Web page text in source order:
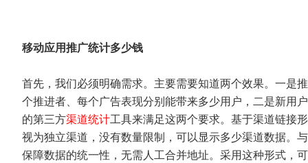
移动应用推广统计多少钱
首先，我们必须明确需求。主要需要知道两个效果。一是
个推进者、每个广告表现分别能带来多少用户，二是新用
的第三方渠道统计工具来满足这两个要求。基于渠道链接
视为独立渠道，没有数量限制，可以显示多少渠道数据。
保障数据的统一性，无需人工合并地址。采用这种形式，